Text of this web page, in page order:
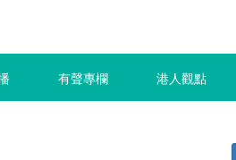
有聲專欄 港人觀點